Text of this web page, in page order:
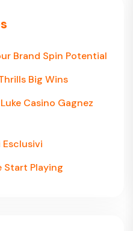
Brand Spin Potential
Big Wins
Casino Gagnez
Start Playing